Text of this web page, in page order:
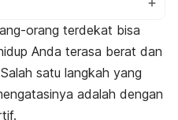
orang terdekat bisa
Anda terasa berat dan
satu langkah yang
adalah dengan